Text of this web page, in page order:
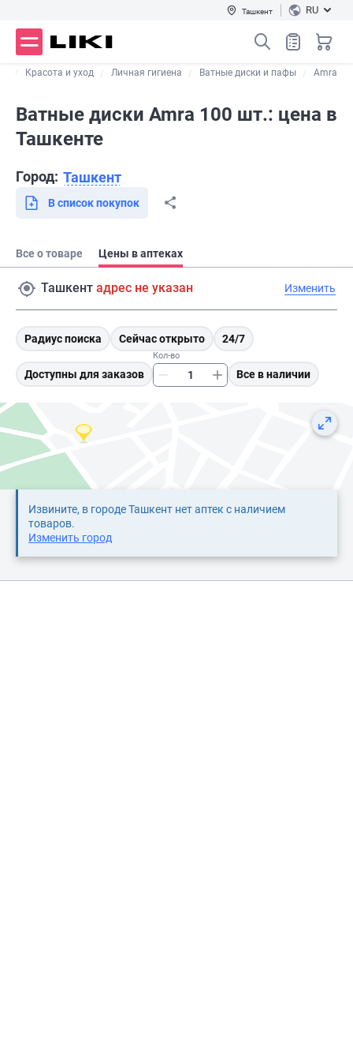
Ташкент RU
Красота и уход Личная гигиена Ватные диски и пафы Amra
Ватные диски Amra 100 шт.: цена в
Ташкенте
Город: Ташкент
В список покупок
Все о товаре Цены в аптеках
Ташкент адрес не указан Изменить
Радиус поиска Сейчас открыто 24/7
Доступны для заказов
Кол-во
Все в наличии
Извините, в городе Ташкент нет аптек с наличием
товаров.
Изменить город